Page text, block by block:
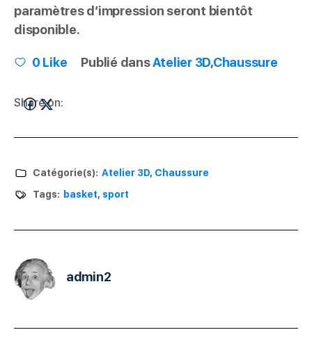
paramètres d’impression seront bientôt
disponible.
0 Like Publié dansAtelier 3D,Chaussure
Share on:
Catégorie(s): Atelier 3D, Chaussure
Tags: basket, sport
admin2